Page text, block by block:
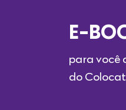
E-
para você
do